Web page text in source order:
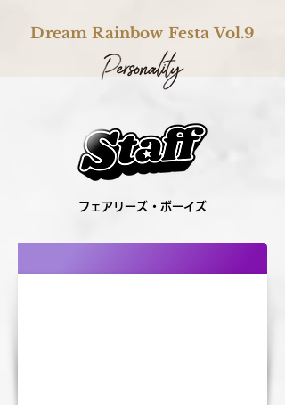
Dream Rainbow Festa Vol.9
フェアリーズ・ボーイズ